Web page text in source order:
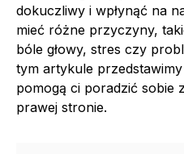
dokuczliwy i wpłynąć na
mieć różne przyczyny,
bóle głowy, stres czy
tym artykule
pomogą ci poradzić sobie
prawej stronie.